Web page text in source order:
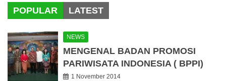
POPULAR LATEST
NEWS
MENGENAL BADAN PROMOSI
PARIWISATA INDONESIA ( BPPI)
1 November 2014